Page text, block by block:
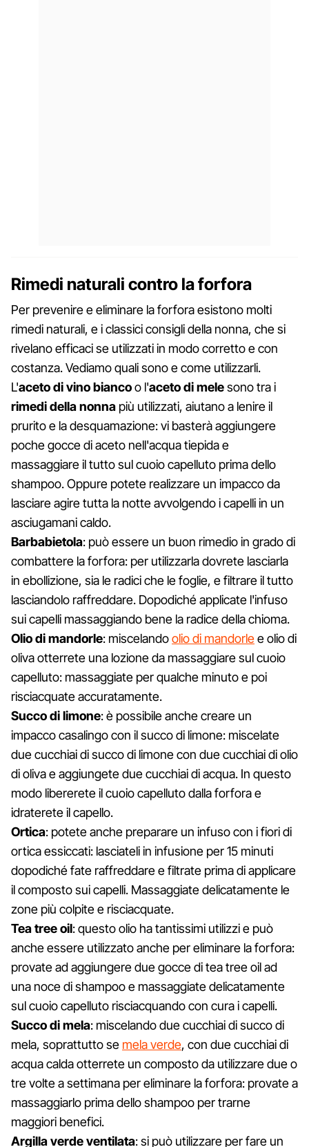
Rimedi naturali contro la forfora
Per prevenire e eliminare la forfora esistono molti
rimedi naturali, e i classici consigli della nonna, che si
rivelano efficaci se utilizzati in modo corretto e con
costanza. Vediamo quali sono e come utilizzarli.
L'aceto di vino biancoo l'aceto di melesono tra i
rimedi della nonna più utilizzati, aiutano a lenire il
prurito e la desquamazione: vi basterà aggiungere
poche gocce di aceto nell'acqua tiepida e
massaggiare il tutto sul cuoio capelluto prima dello
shampoo. Oppure potete realizzare un impacco da
lasciare agire tutta la notte avvolgendo i capelli in un
asciugamani caldo.
Barbabietola: può essere un buon rimedio in grado di
combattere la forfora: per utilizzarla dovrete lasciarla
in ebollizione, sia le radici che le foglie, e filtrare il tutto
lasciandolo raffreddare. Dopodiché applicate l'infuso
sui capelli massaggiando bene la radice della chioma.
Olio di mandorle: miscelandoolio di mandorlee olio di
oliva otterrete una lozione da massaggiare sul cuoio
capelluto: massaggiate per qualche minuto e poi
risciacquate accuratamente.
Succo di limone: è possibile anche creare un
impacco casalingo con il succo di limone: miscelate
due cucchiai di succo di limone con due cucchiai di olio
di oliva e aggiungete due cucchiai di acqua. In questo
modo libererete il cuoio capelluto dalla forfora e
idraterete il capello.
Ortica: potete anche preparare un infuso con i fiori di
ortica essiccati: lasciateli in infusione per 15 minuti
dopodiché fate raffreddare e filtrate prima di applicare
il composto sui capelli. Massaggiate delicatamente le
zone più colpite e risciacquate.
Tea tree oil: questo olio ha tantissimi utilizzi e può
anche essere utilizzato anche per eliminare la forfora:
provate ad aggiungere due gocce di tea tree oil ad
una noce di shampoo e massaggiate delicatamente
sul cuoio capelluto risciacquando con cura i capelli.
Succo di mela: miscelando due cucchiai di succo di
mela, soprattutto se mela verde, con due cucchiai di
acqua calda otterrete un composto da utilizzare due o
tre volte a settimana per eliminare la forfora: provate a
massaggiarlo prima dello shampoo per trarne
maggiori benefici.
Argilla verde ventilata: si può utilizzare per fare un